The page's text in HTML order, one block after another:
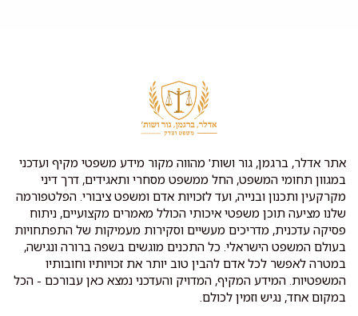
אתר אדלר, ברגמן, גור ושות' מהווה מקור מידע משפטי מקיף ועדכני
במגוון תחומי המשפט, החל ממשפט מסחרי ותאגידים, דרך דיני
מקרקעין ותכנון ובנייה, ועד לזכויות אדם ומשפט ציבורי. הפלטפורמה
שלנו מציעה תוכן משפטי איכותי הכולל מאמרים מקצועיים, ניתוח
פסיקה עדכנית, מדריכים מעשיים וסקירות מעמיקות של התפתחויות
בעולם המשפט הישראלי. כל התכנים מוגשים בשפה ברורה ונגישה,
במטרה לאפשר לכל אדם להבין טוב יותר את זכויותיו וחובותיו
המשפטיות. המידע המקיף, המדויק והעדכני נמצא כאן עבורכם - הכל
במקום אחד, נגיש וזמין לכולם.